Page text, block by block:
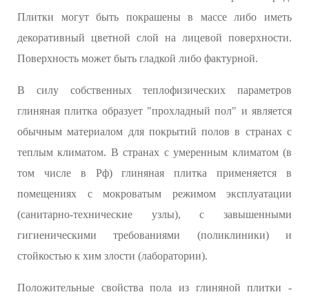
Плитки могут быть покрашены в массе либо иметь
декоративный цветной слой на лицевой поверхности.
Поверхность может быть гладкой либо фактурной.
В силу собственных теплофизических параметров
глиняная плитка образует "прохладный пол" и является
обычным материалом для покрытий полов в странах с
теплым климатом. В странах с умеренным климатом (в
том числе в Рф) глиняная плитка применяется в
помещениях с мокроватым режимом эксплуатации
(санитарно-технические узлы), с завышенными
гигиеническими требованиями (поликлиники) и
стойкостью к хим злости (лаборатории).
Положительные свойства пола из глиняной плитки -